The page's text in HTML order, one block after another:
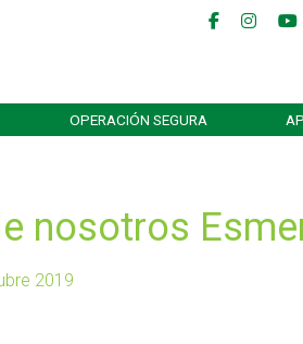
OPERACIÓN SEGURA
nosotros
2019